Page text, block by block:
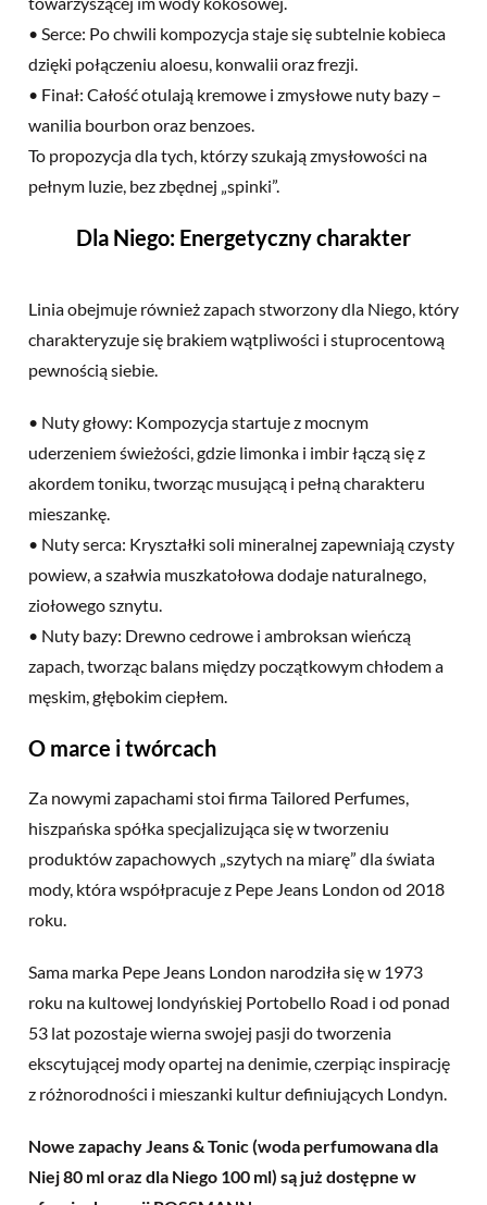
• Serce: Po chwili kompozycja staje się subtelnie kobieca
dzięki połączeniu aloesu, konwalii oraz frezji.
• Finał: Całość otulają kremowe i zmysłowe nuty bazy –
wanilia bourbon oraz benzoes.
To propozycja dla tych, którzy szukają zmysłowości na
pełnym luzie, bez zbędnej „spinki”.
Dla Niego: Energetyczny charakter
Linia obejmuje również zapach stworzony dla Niego, który
charakteryzuje się brakiem wątpliwości i stuprocentową
pewnością siebie.
• Nuty głowy: Kompozycja startuje z mocnym
uderzeniem świeżości, gdzie limonka i imbir łączą się z
akordem toniku, tworząc musującą i pełną charakteru
mieszankę.
• Nuty serca: Kryształki soli mineralnej zapewniają czysty
powiew, a szałwia muszkatołowa dodaje naturalnego,
ziołowego sznytu.
• Nuty bazy: Drewno cedrowe i ambroksan wieńczą
zapach, tworząc balans między początkowym chłodem a
męskim, głębokim ciepłem.
O marce i twórcach
Za nowymi zapachami stoi firma Tailored Perfumes,
hiszpańska spółka specjalizująca się w tworzeniu
produktów zapachowych „szytych na miarę” dla świata
mody, która współpracuje z Pepe Jeans London od 2018
roku.
Sama marka Pepe Jeans London narodziła się w 1973
roku na kultowej londyńskiej Portobello Road i od ponad
53 lat pozostaje wierna swojej pasji do tworzenia
ekscytującej mody opartej na denimie, czerpiąc inspirację
z różnorodności i mieszanki kulturdefiniujących Londyn.
Nowe zapachy Jeans & Tonic (woda perfumowanadla
Niej 80 ml oraz dla Niego 100 ml) są już dostępne w